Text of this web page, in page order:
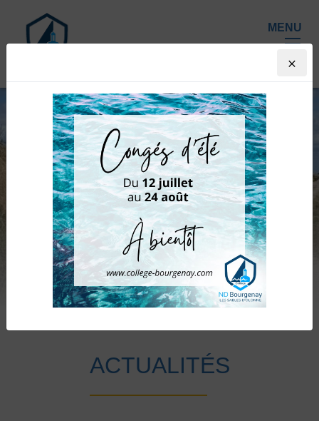
ACTUALITÉS